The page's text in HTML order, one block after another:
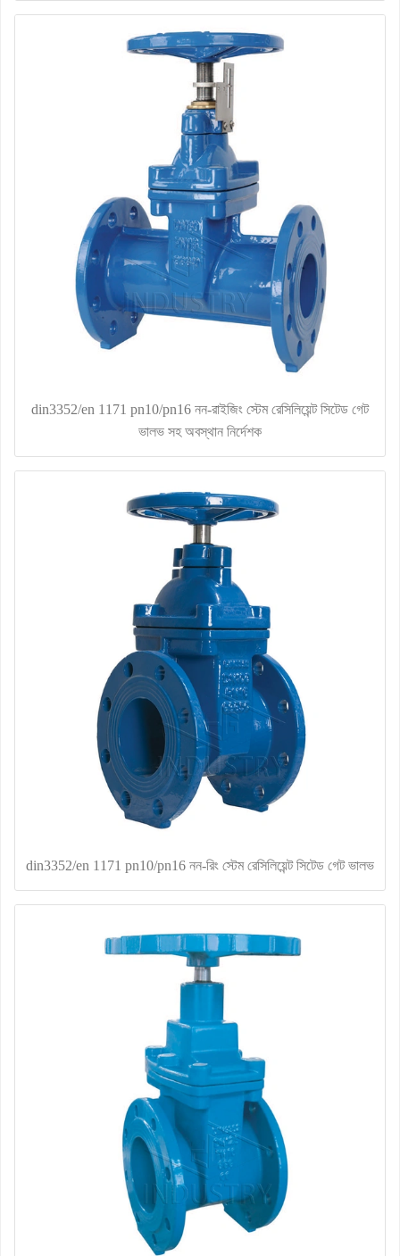
din3352/en 1171 pn10/pn16 নন-রাইজিং স্টেম রেসিলিয়েন্ট সিটেড গেট
ভালভ সহ অবস্থান নির্দেশক
din3352/en 1171 pn10/pn16 নন-রিং স্টেম রেসিলিয়েন্ট সিটেড গেট ভালভ